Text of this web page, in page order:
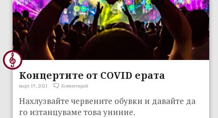
Kонцертите от COVID ерата
март 19, 2021 Коментирай
Нахлузвайте червените обувки и давайте да
го изтанцуваме това униние.